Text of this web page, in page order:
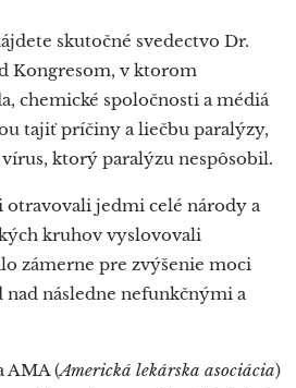
skutočné svedectvo Dr.
Kongresom, v ktorom
chemické spoločnosti a médiá
tajiť príčiny a liečbu paralýzy,
ktorý paralýzu nespôsobil.
otravovali jedmi celé národy a
kruhov vyslovovali
zámerne pre zvýšenie moci
následne nefunkčnými a
AMA (Americká lekárska asociácia)